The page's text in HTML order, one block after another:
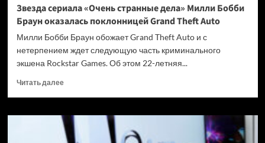
Звезда сериала «Очень странные дела» Милли Бобби
Браун оказалась поклонницей Grand Theft Auto
Милли Бобби Браун обожает Grand Theft Auto и с
нетерпением ждет следующую часть криминального
экшена Rockstar Games. Об этом 22-летняя...
Читать далееПрочитать
Звезда
сериала
«Очень